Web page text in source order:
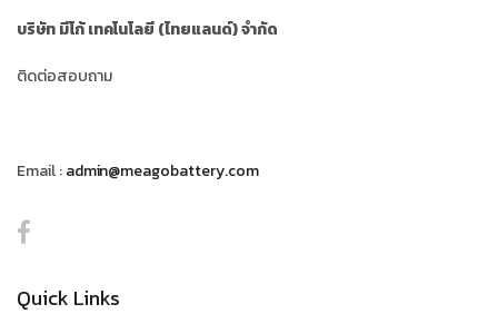
บริษัท มีโก้ เทคโนโลยี (ไทยแลนด์) จำกัด
ติดต่อสอบถาม
Email :admin@meagobattery.com
Quick Links